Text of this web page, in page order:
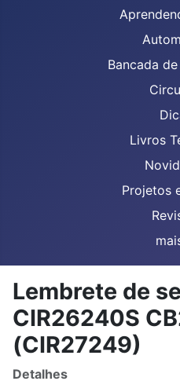
Bancada
Livros
Projetos
Lembrete de
CIR26240S
(CIR27249)
Detalhes